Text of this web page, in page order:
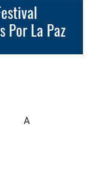
Por La Paz
A